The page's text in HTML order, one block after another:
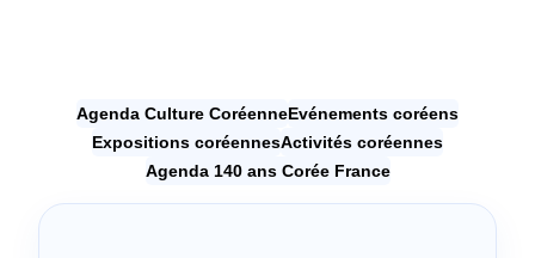
Agenda Culture CoréenneEvénements coréens
Expositions coréennesActivités coréennes
Agenda 140 ans Corée France